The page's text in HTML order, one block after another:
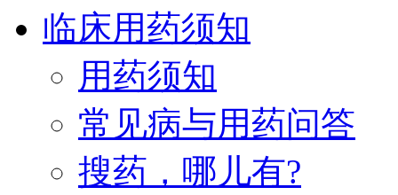
临床用药须知
用药须知
常见病与用药问答
搜药，哪儿有?